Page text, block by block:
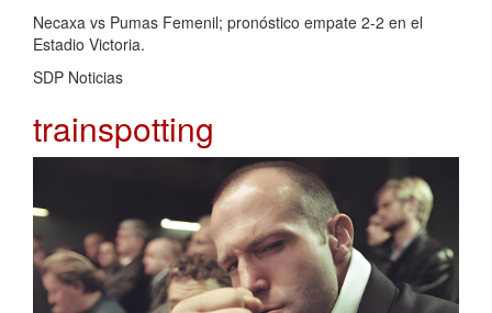
Necaxa vs Pumas Femenil; pronóstico empate 2-2 en el
Estadio Victoria.
SDP Noticias
trainspotting